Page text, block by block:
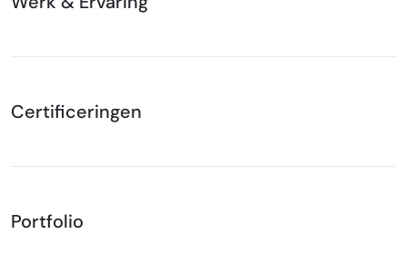
Certificeringen
Portfolio